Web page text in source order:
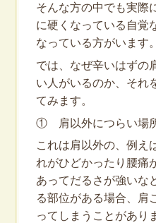
そんな方の中でも実際
に硬くなっている自覚
なっている方がいます。
では、なぜ辛いはずの
い人がいるのか、それ
てみます。
① 肩以外につらい場
これは肩以外の、例え
れがひどかったり腰痛
あってだるさが強いな
る部位がある場合、肩
ってしまうことがあり